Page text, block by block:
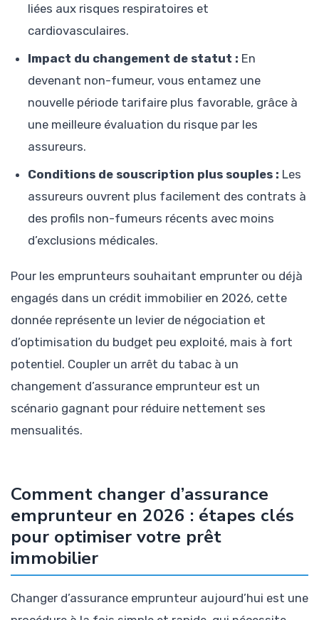
liées aux risques respiratoires et
cardiovasculaires.
Impact du changement de statut : En
devenant non-fumeur, vous entamez une
nouvelle période tarifaire plus favorable, grâce à
une meilleure évaluation du risque par les
assureurs.
Conditions de souscription plus souples : Les
assureurs ouvrent plus facilement des contrats à
des profils non-fumeurs récents avec moins
d’exclusions médicales.
Pour les emprunteurs souhaitant emprunter ou déjà
engagés dans un crédit immobilier en 2026, cette
donnée représente un levier de négociation et
d’optimisation du budget peu exploité, mais à fort
potentiel. Coupler un arrêt du tabac à un
changement d’assurance emprunteur est un
scénario gagnant pour réduire nettement ses
mensualités.
Comment changer d’assurance
emprunteur en 2026 : étapes clés
pour optimiser votre prêt
immobilier
Changer d’assurance emprunteur aujourd’hui est une